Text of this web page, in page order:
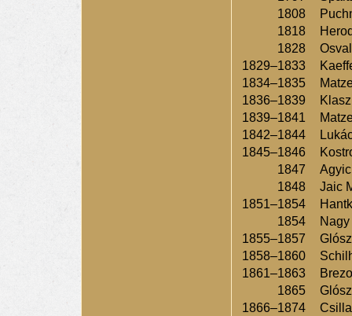
1808
1818
1828
1829–1833
1834–1835
1836–1839
1839–1841
1842–1844
1845–1846
1847
1848
Jaic
1851–1854
1854
1855–1857
1858–1860
1861–1863
1865
1866–1874